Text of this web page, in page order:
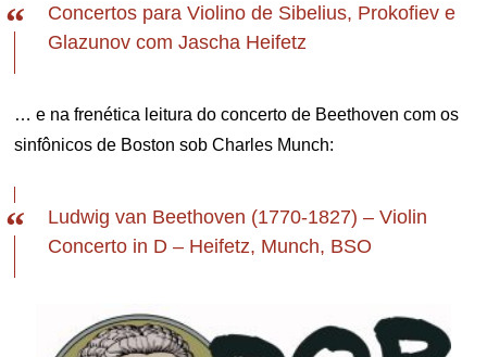
Concertos para Violino de Sibelius, Prokofiev e
Glazunov com Jascha Heifetz
… e na frenética leitura do concerto de Beethoven com os
sinfônicos de Boston sob Charles Munch:
Ludwig van Beethoven (1770-1827) – Violin
Concerto in D – Heifetz, Munch, BSO